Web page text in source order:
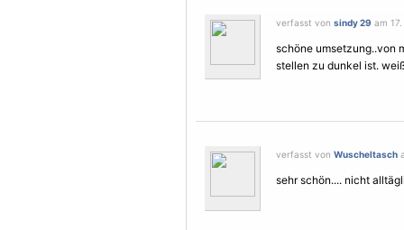
verfasst von sindy 29 am
schöne umsetzung..von
stellen zu dunkel ist.
verfasst von Wuscheltasch
sehr schön.... nicht